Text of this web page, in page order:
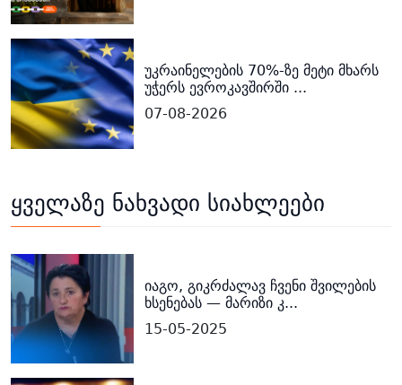
უკრაინელების 70%-ზე მეტი მხარს
უჭერს ევროკავშირში ...
07-08-2026
ყველაზე ნახვადი სიახლეები
იაგო, გიკრძალავ ჩვენი შვილების
ხსენებას — მარიზი კ...
15-05-2025